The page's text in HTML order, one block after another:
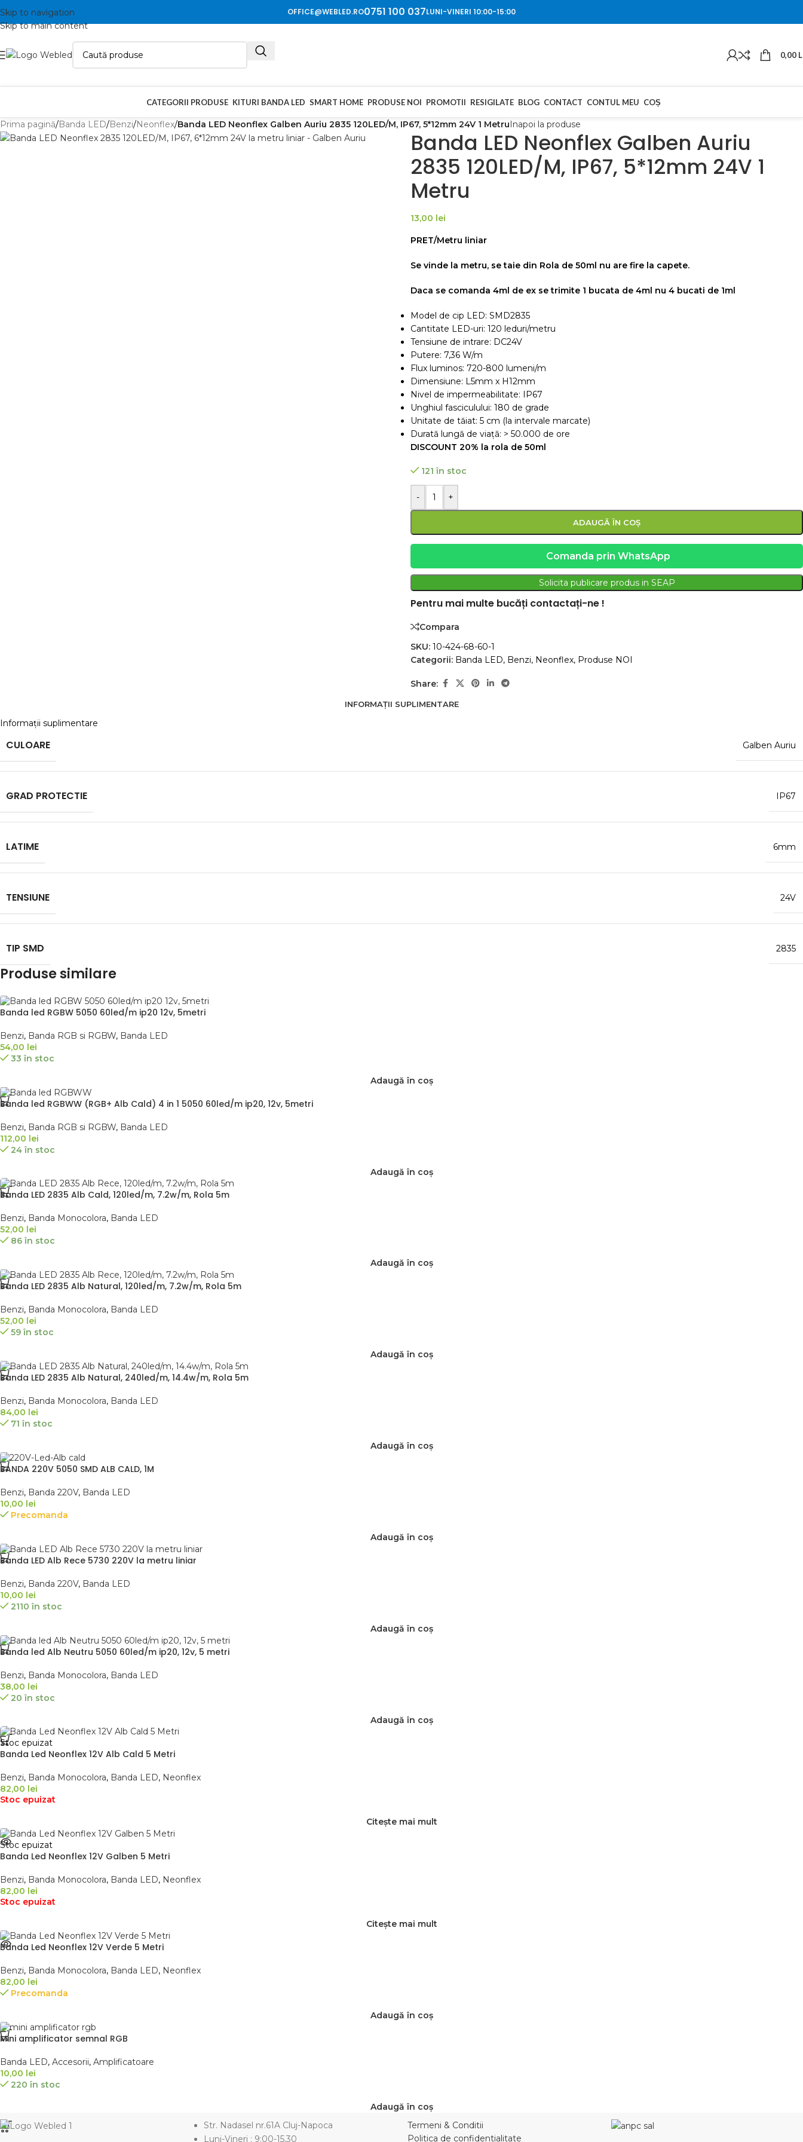
Skip to navigation
Skip to main content
OFFICE@WEBLED.RO0751 100 037LUNI-VINERI 10:00-15:00
0,00
CATEGORII PRODUSE KITURI BANDA LED SMART HOME PRODUSE NOI PROMOTII RESIGILATE BLOG CONTACT CONTUL MEU COȘ
Prima pagină/Banda LED/Benzi/Neonflex/Banda LED Neonflex Galben Auriu 2835 120LED/M, IP67, 5*12mm 24V 1 MetruInapoi la produse
Banda LED Neonflex Galben Auriu
2835 120LED/M, IP67, 5*12mm 24V 1
Metru
13,00 lei
PRET/Metru liniar
Se vinde la metru, se taie din Rola de 50ml nu are fire la capete.
Daca se comanda 4ml de ex se trimite 1 bucata de 4ml nu 4 bucati de 1ml
Model de cip LED: SMD2835
Cantitate LED-uri: 120 leduri/metru
Tensiune de intrare: DC24V
Putere: 7,36 W/m
Flux luminos: 720-800 lumeni/m
Dimensiune: L5mm x H12mm
Nivel de impermeabilitate: IP67
Unghiul fasciculului: 180 de grade
Unitate de tăiat: 5 cm (la intervale marcate)
Durată lungă de viață: > 50.000 de ore
DISCOUNT 20% la rola de 50ml
121 în stoc
- +
ADAUGĂ ÎN COȘ
Comanda prin WhatsApp
Solicita publicare produs in SEAP
Pentru mai multe bucăți contactați-ne !
Compara
SKU: 10-424-68-60-1
Categorii: Banda LED, Benzi, Neonflex, Produse NOI
Share:
INFORMAȚII SUPLIMENTARE
Informații suplimentare
CULOARE Galben Auriu
GRAD PROTECTIE IP67
LATIME 6mm
TENSIUNE 24V
TIP SMD 2835
Produse similare
Banda led RGBW 5050 60led/m ip20 12v, 5metri
Benzi, Banda RGB si RGBW, Banda LED
54,00 lei
33 în stoc
Adaugă în coș
Banda led RGBWW (RGB+ Alb Cald) 4 in 1 5050 60led/m ip20, 12v, 5metri
Benzi, Banda RGB si RGBW, Banda LED
112,00 lei
24 în stoc
Adaugă în coș
Banda LED 2835 Alb Cald, 120led/m, 7.2w/m, Rola 5m
Benzi, Banda Monocolora, Banda LED
52,00 lei
86 în stoc
Adaugă în coș
Banda LED 2835 Alb Natural, 120led/m, 7.2w/m, Rola 5m
Benzi, Banda Monocolora, Banda LED
52,00 lei
59 în stoc
Adaugă în coș
Banda LED 2835 Alb Natural, 240led/m, 14.4w/m, Rola 5m
Benzi, Banda Monocolora, Banda LED
84,00 lei
71 în stoc
Adaugă în coș
BANDA 220V 5050 SMD ALB CALD, 1M
Benzi, Banda 220V, Banda LED
10,00 lei
Precomanda
Adaugă în coș
Banda LED Alb Rece 5730 220V la metru liniar
Benzi, Banda 220V, Banda LED
10,00 lei
2110 în stoc
Adaugă în coș
Banda led Alb Neutru 5050 60led/m ip20, 12v, 5 metri
Benzi, Banda Monocolora, Banda LED
38,00 lei
20 în stoc
Adaugă în coș
Stoc epuizat
Banda Led Neonflex 12V Alb Cald 5 Metri
Benzi, Banda Monocolora, Banda LED, Neonflex
82,00 lei
Stoc epuizat
Citește mai mult
Stoc epuizat
Banda Led Neonflex 12V Galben 5 Metri
Benzi, Banda Monocolora, Banda LED, Neonflex
82,00 lei
Stoc epuizat
Citește mai mult
Banda Led Neonflex 12V Verde 5 Metri
Benzi, Banda Monocolora, Banda LED, Neonflex
82,00 lei
Precomanda
Adaugă în coș
Mini amplificator semnal RGB
Banda LED, Accesorii, Amplificatoare
10,00 lei
220 în stoc
Adaugă în coș
Str. Nadasel nr.61A Cluj-Napoca
Luni-Vineri : 9:00-15.30
Termeni & Conditii
Politica de confidentialitate